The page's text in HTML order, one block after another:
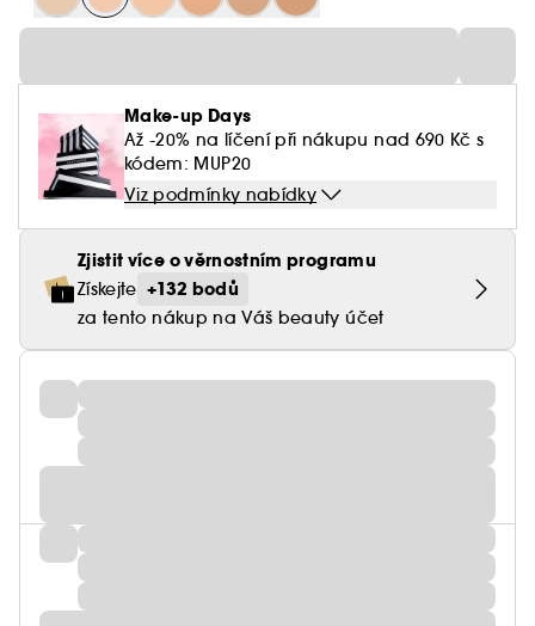
Make-up Days
Až -20% na líčení při nákupu nad 690 Kč s
kódem: MUP20
Viz podmínky nabídky
Zjistit více o věrnostním programu
Získejte +132 bodů
za tento nákup na Váš beauty účet